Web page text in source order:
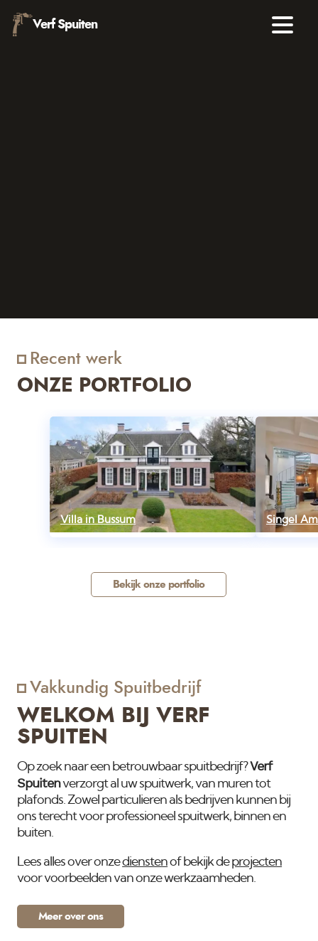
Verf Spuiten
Recent werk
ONZE PORTFOLIO
Villa in Bussum Singel
Bekijk onze portfolio
Vakkundig Spuitbedrijf
WELKOM BIJ VERF
SPUITEN
Op zoek naar een betrouwbaar spuitbedrijf?Verf
Spuitenverzorgt al uw spuitwerk, van muren tot
plafonds. Zowel particulieren als bedrijven kunnen bij
ons terecht voor professioneel spuitwerk, binnen en
buiten.
Lees alles over onzedienstenof bekijk deprojecten
voor voorbeelden van onze werkzaamheden.
Meer over ons